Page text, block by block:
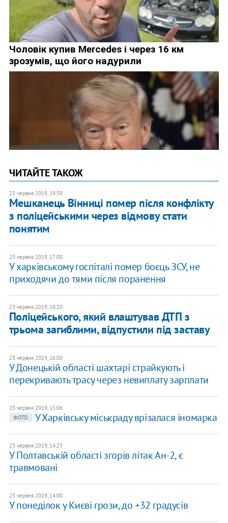
ЧИТАЙТЕ ТАКОЖ
23 червня 2019, 19:39
Мешканець Вінниці помер після конфлікту
з поліцейськими через відмову стати
понятим
23 червня 2019, 17:00
У харківському госпіталі помер боєць ЗСУ, не
приходячи до тями після поранення
23 червня 2019, 16:20
Поліцейського, який влаштував ДТП з
трьома загиблими, відпустили під заставу
23 червня 2019, 16:00
У Донецькій області шахтарі страйкують і
перекривають трасу через невиплату зарплати
23 червня 2019, 15:06
ФОТО
У Харківську міськраду врізалася іномарка
23 червня 2019, 14:25
У Полтавській області згорів літак Ан-2, є
травмовані
23 червня 2019, 14:00
У понеділок у Києві грози, до +32 градусів